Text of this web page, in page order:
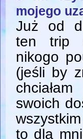
mojego
Już od
ten trip
nikogo
(jeśli by
swoich
to dla